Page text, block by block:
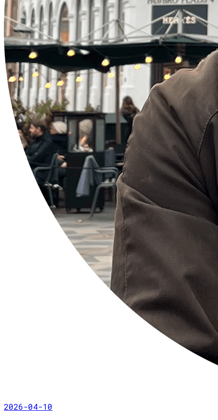
2026-04-10